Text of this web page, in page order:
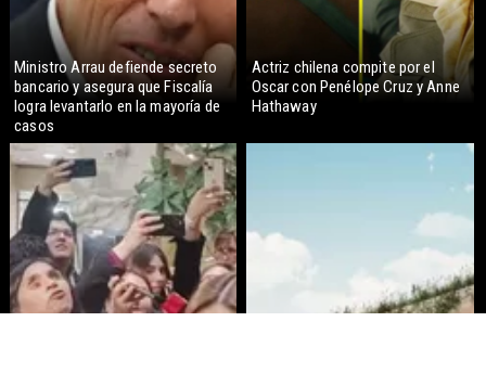
Ministro Arrau defiende secreto
bancario y asegura que Fiscalía
logra levantarlo en la mayoría de
casos
Actriz chilena compite por el
Oscar con Penélope Cruz y Anne
Hathaway